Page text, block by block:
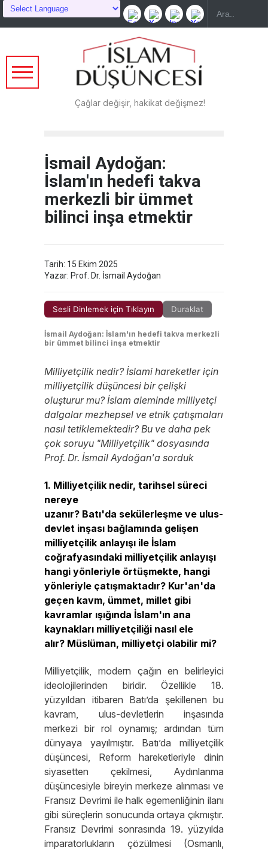
Çağlar değişir, hakikat değişmez!
İsmail Aydoğan:
İslam'ın hedefi takva
merkezli bir ümmet
bilinci inşa etmektir
Tarih: 15 Ekim 2025
Yazar: Prof. Dr. İsmail Aydoğan
Sesli Dinlemek için Tıklayın Duraklat
İsmail Aydoğan: İslam'ın hedefi takva merkezli
bir ümmet bilinci inşa etmektir
Milliyetçilik nedir? İslami hareketler için
milliyetçilik düşüncesi bir çelişki
oluşturur mu? İslam aleminde milliyetçi
dalgalar mezhepsel ve etnik çatışmaları
nasıl tetiklemektedir? Bu ve daha pek
çok soruyu "Milliyetçilik" dosyasında
Prof. Dr. İsmail Aydoğan'a sorduk
1. Milliyetçilik nedir, tarihsel süreci
nereye
uzanır? Batı'da sekülerleşme ve ulus-
devlet inşası bağlamında gelişen
milliyetçilik anlayışı ile İslam
coğrafyasındaki milliyetçilik anlayışı
hangi yönleriyle örtüşmekte, hangi
yönleriyle çatışmaktadır? Kur'an'da
geçen kavm, ümmet, millet gibi
kavramlar ışığında İslam'ın ana
kaynakları milliyetçiliği nasıl ele
alır? Müslüman, milliyetçi olabilir mi?
Milliyetçilik, modern çağın en belirleyici
ideolojilerinden biridir. Özellikle 18.
yüzyıldan itibaren Batı’da şekillenen bu
kavram, ulus-devletlerin inşasında
merkezi bir rol oynamış; ardından tüm
dünyaya yayılmıştır. Batı’da milliyetçilik
düşüncesi, Reform hareketleriyle dinin
siyasetten çekilmesi, Aydınlanma
düşüncesiyle bireyin merkeze alınması ve
Fransız Devrimi ile halk egemenliğinin ilanı
gibi süreçlerin sonucunda ortaya çıkmıştır.
Fransız Devrimi sonrasında 19. yüzyılda
imparatorlukların çözülmesi (Osmanlı,